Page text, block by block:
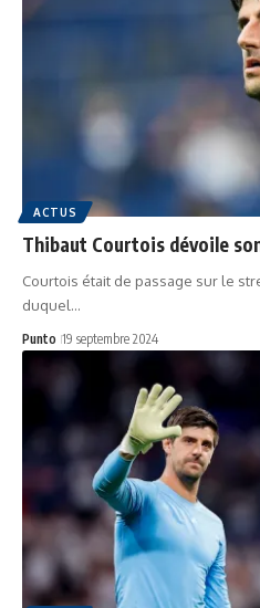
ACTUS
Thibaut Courtois dévoile
Courtois était de passage sur le
duquel…
Punto 19 septembre 2024